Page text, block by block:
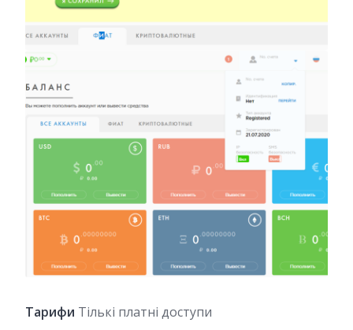
Тарифи Тількі платні доступи